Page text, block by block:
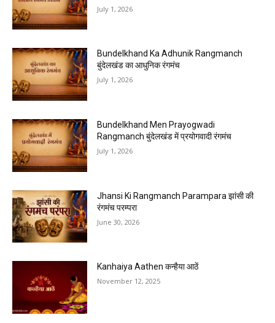
July 1, 2026
Bundelkhand Ka Adhunik Rangmanch
बुंदेलखंड का आधुनिक रंगमंच
July 1, 2026
Bundelkhand Men Prayogwadi
Rangmanch बुंदेलखंड में प्रयोगवादी रंगमंच
July 1, 2026
Jhansi Ki Rangmanch Parampara झांसी की
रंगमंच परम्परा
June 30, 2026
Kanhaiya Aathen कन्हैया आठें
November 12, 2025